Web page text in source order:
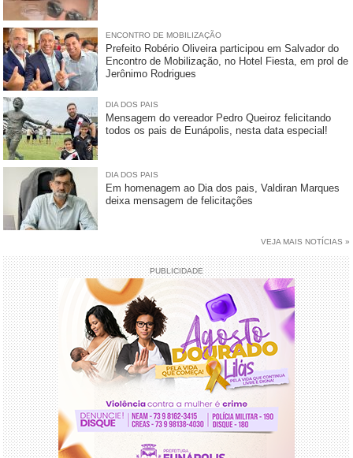
ENCONTRO DE MOBILIZAÇÃO
Prefeito Robério Oliveira participou em Salvador do
Encontro de Mobilização, no Hotel Fiesta, em prol de
Jerônimo Rodrigues
DIA DOS PAIS
Mensagem do vereador Pedro Queiroz felicitando
todos os pais de Eunápolis, nesta data especial!
DIA DOS PAIS
Em homenagem ao Dia dos pais, Valdiran Marques
deixa mensagem de felicitações
VEJA MAIS NOTÍCIAS »
PUBLICIDADE